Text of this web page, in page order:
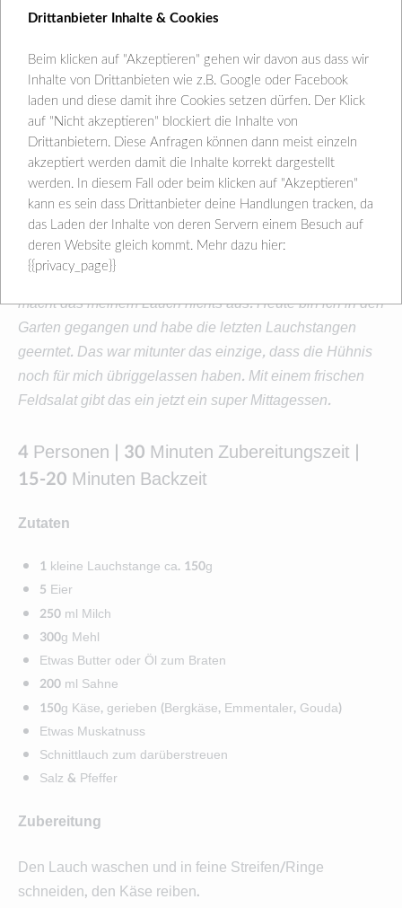
Eine absolute Kindheitserinnerung – und wie ich diese
Lauchpfannkuchen geliebt habe und es immer noch tue!
Ein richtiges Rezept dazu gab es bis jetzt nicht, weil
meine Mutter es immer nach Gefühl gekocht hat. Ich habe
nun also mitnotiert um es mit euch zu teilen.
Auf den Beeten liegt gerade wieder Schnee, zum Glück
macht das meinem Lauch nichts aus. Heute bin ich in den
Garten gegangen und habe die letzten Lauchstangen
geerntet. Das war mitunter das einzige, dass die Hühnis
noch für mich übriggelassen haben. Mit einem frischen
Feldsalat gibt das ein jetzt ein super Mittagessen.
4 Personen | 30 Minuten Zubereitungszeit |
15-20 Minuten Backzeit
Zutaten
1 kleine Lauchstange ca. 150g
5 Eier
250 ml Milch
300g Mehl
Etwas Butter oder Öl zum Braten
200 ml Sahne
150g Käse, gerieben (Bergkäse, Emmentaler, Gouda)
Etwas Muskatnuss
Schnittlauch zum darüberstreuen
Salz & Pfeffer
Zubereitung
Den Lauch waschen und in feine Streifen/Ringe
schneiden, den Käse reiben.
Drittanbieter Inhalte & Cookies
Beim klicken auf "Akzeptieren" gehen wir davon aus dass wir
Inhalte von Drittanbieten wie z.B. Google oder Facebook
laden und diese damit ihre Cookies setzen dürfen. Der Klick
auf "Nicht akzeptieren" blockiert die Inhalte von
Drittanbietern. Diese Anfragen können dann meist einzeln
akzeptiert werden damit die Inhalte korrekt dargestellt
werden. In diesem Fall oder beim klicken auf "Akzeptieren"
kann es sein dass Drittanbieter deine Handlungen tracken, da
das Laden der Inhalte von deren Servern einem Besuch auf
deren Website gleich kommt. Mehr dazu hier:
{{privacy_page}}